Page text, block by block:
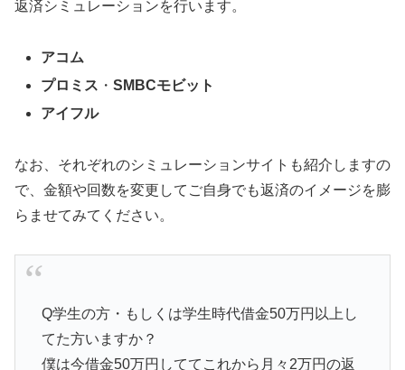
返済シミュレーションを行います。
アコム
プロミス ・SMBCモビット
アイフル
なお、それぞれのシミュレーションサイトも紹介しますの
で、金額や回数を変更してご自身でも返済のイメージを膨
らませてみてください。
Q学生の方・もしくは学生時代借金50万円以上し
てた方いますか？
僕は今借金50万円しててこれから月々2万円の返